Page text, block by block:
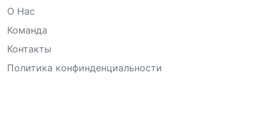
О Нас
Команда
Контакты
Политика конфинденциальности